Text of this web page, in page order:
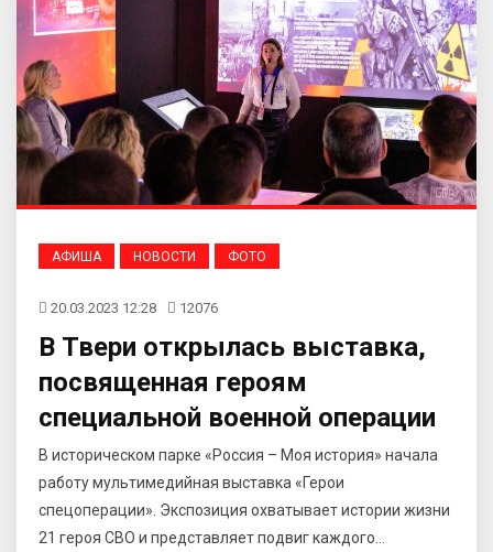
АФИША НОВОСТИ ФОТО
20.03.2023 12:28 12076
В Твери открылась выставка,
посвященная героям
специальной военной операции
В историческом парке «Россия – Моя история» начала
работу мультимедийная выставка «Герои
спецоперации». Экспозиция охватывает истории жизни
21 героя СВО и представляет подвиг каждого...